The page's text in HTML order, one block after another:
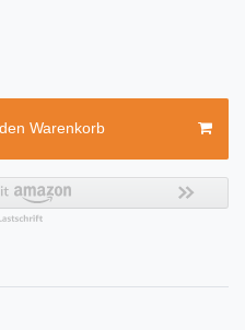
Warenkorb